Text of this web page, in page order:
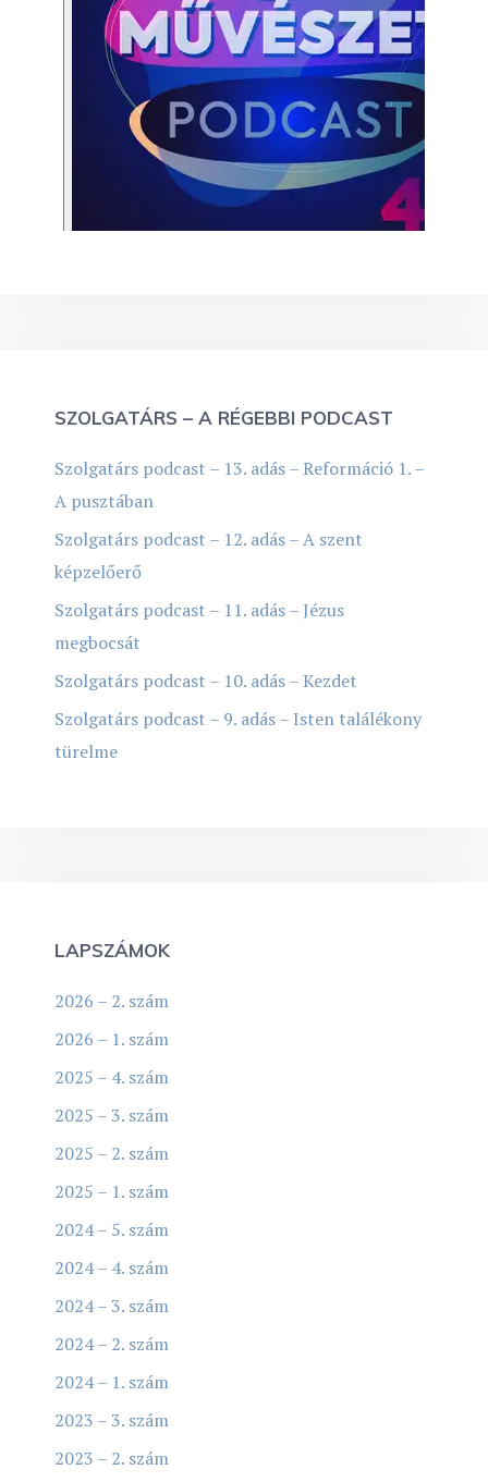
SZOLGATÁRS – A RÉGEBBI PODCAST
Szolgatárs podcast – 13. adás – Reformáció 1. –
A pusztában
Szolgatárs podcast – 12. adás – A szent
képzelőerő
Szolgatárs podcast – 11. adás – Jézus
megbocsát
Szolgatárs podcast – 10. adás – Kezdet
Szolgatárs podcast – 9. adás – Isten találékony
türelme
LAPSZÁMOK
2026 – 2. szám
2026 – 1. szám
2025 – 4. szám
2025 – 3. szám
2025 – 2. szám
2025 – 1. szám
2024 – 5. szám
2024 – 4. szám
2024 – 3. szám
2024 – 2. szám
2024 – 1. szám
2023 – 3. szám
2023 – 2. szám